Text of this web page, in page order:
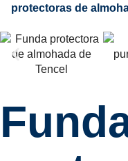
protectoras de